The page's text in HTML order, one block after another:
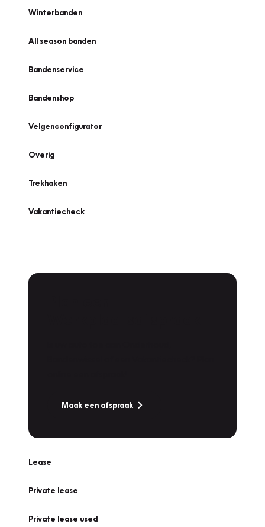
Winterbanden
All season banden
Bandenservice
Bandenshop
Velgenconfigurator
Overig
Trekhaken
Vakantiecheck
Maak een afspraak
Lease
Private lease
Private lease used